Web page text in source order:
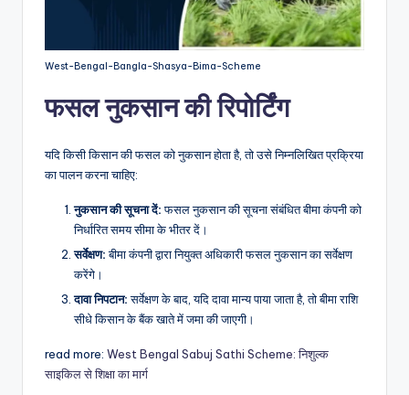
West-Bengal-Bangla-Shasya-Bima-Scheme
फसल नुकसान की रिपोर्टिंग
यदि किसी किसान की फसल को नुकसान होता है, तो उसे निम्नलिखित प्रक्रिया
का पालन करना चाहिए:
नुकसान की सूचना दें:फसल नुकसान की सूचना संबंधित बीमा कंपनी को
निर्धारित समय सीमा के भीतर दें।
सर्वेक्षण:बीमा कंपनी द्वारा नियुक्त अधिकारी फसल नुकसान का सर्वेक्षण
करेंगे।
दावा निपटान:सर्वेक्षण के बाद, यदि दावा मान्य पाया जाता है, तो बीमा राशि
सीधे किसान के बैंक खाते में जमा की जाएगी।
read more: West Bengal Sabuj Sathi Scheme: निशुल्क
साइकिल से शिक्षा का मार्ग